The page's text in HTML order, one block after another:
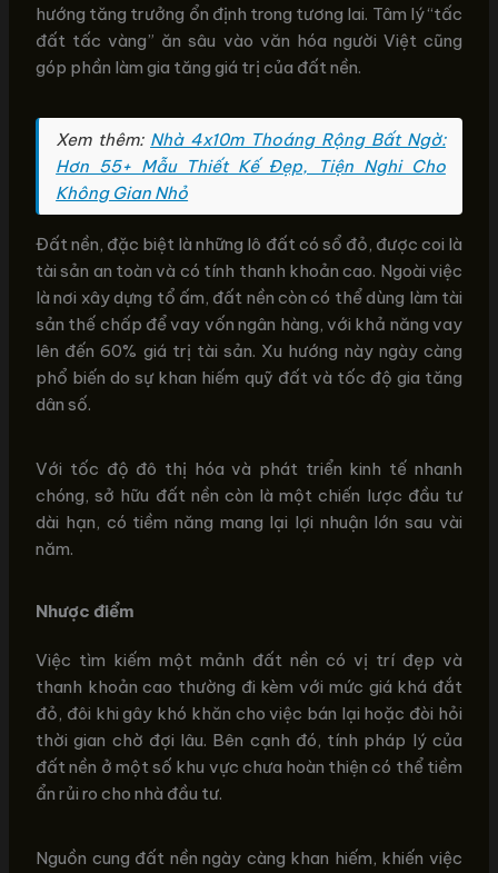
hướng tăng trưởng ổn định trong tương lai. Tâm lý “tấc
đất tấc vàng” ăn sâu vào văn hóa người Việt cũng
góp phần làm gia tăng giá trị của đất nền.
Xem thêm: Nhà 4x10m Thoáng Rộng Bất Ngờ:
Hơn 55+ Mẫu Thiết Kế Đẹp, Tiện Nghi Cho
Không Gian Nhỏ
Đất nền, đặc biệt là những lô đất có sổ đỏ, được coi là
tài sản an toàn và có tính thanh khoản cao. Ngoài việc
là nơi xây dựng tổ ấm, đất nền còn có thể dùng làm tài
sản thế chấp để vay vốn ngân hàng, với khả năng vay
lên đến 60% giá trị tài sản. Xu hướng này ngày càng
phổ biến do sự khan hiếm quỹ đất và tốc độ gia tăng
dân số.
Với tốc độ đô thị hóa và phát triển kinh tế nhanh
chóng, sở hữu đất nền còn là một chiến lược đầu tư
dài hạn, có tiềm năng mang lại lợi nhuận lớn sau vài
năm.
Nhược điểm
Việc tìm kiếm một mảnh đất nền có vị trí đẹp và
thanh khoản cao thường đi kèm với mức giá khá đắt
đỏ, đôi khi gây khó khăn cho việc bán lại hoặc đòi hỏi
thời gian chờ đợi lâu. Bên cạnh đó, tính pháp lý của
đất nền ở một số khu vực chưa hoàn thiện có thể tiềm
ẩn rủi ro cho nhà đầu tư.
Nguồn cung đất nền ngày càng khan hiếm, khiến việc